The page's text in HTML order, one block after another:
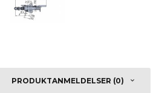
PRODUKTANMELDELSER (0)